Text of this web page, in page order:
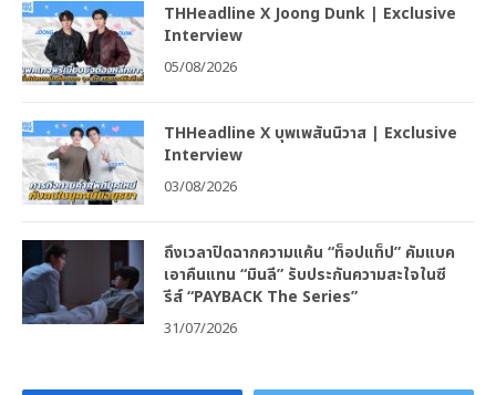
THHeadline X Joong Dunk | Exclusive
Interview
05/08/2026
THHeadline X บุพเพสันนิวาส | Exclusive
Interview
03/08/2026
ถึงเวลาปิดฉากความแค้น “ท็อปแท็ป” คัมแบค
เอาคืนแทน “มินลี” รับประกันความสะใจในซี
รีส์ “PAYBACK The Series”
31/07/2026